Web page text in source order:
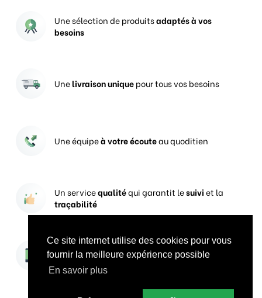
Ce site internet utilise des cookies pour vous
fournir la meilleure expérience possible
En savoir plus
Une sélection de produitsadaptés à vos
besoins
Unelivraison uniquepour tous vos besoins
Une équipeà votre écouteau quoditien
Un servicequalitéqui garantit lesuiviet la
traçabilité
Vos prises de commandesouvertes 24h/24